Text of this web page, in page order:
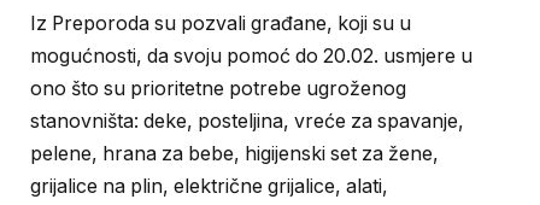
Iz Preporoda su pozvali građane, koji su u
mogućnosti, da svoju pomoć do 20.02. usmjere u
ono što su prioritetne potrebe ugroženog
stanovništa: deke, posteljina, vreće za spavanje,
pelene, hrana za bebe, higijenski set za žene,
grijalice na plin, električne grijalice, alati,